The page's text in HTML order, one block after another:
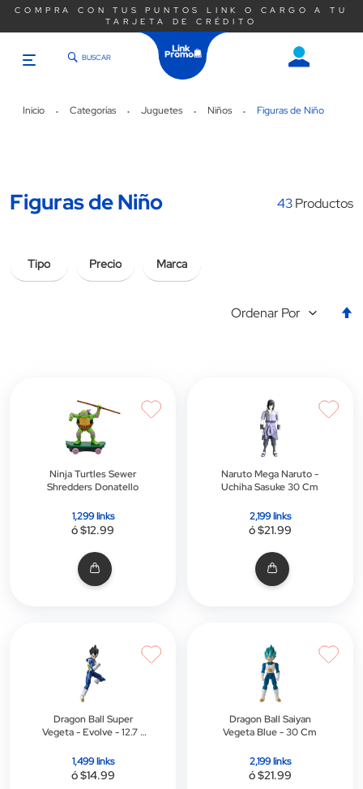
COMPRA CON TUS PUNTOS LINK O CARGO A TU
TARJETA DE CRÉDITO
BUSCAR
Saltar
Inicio Categorías Juguetes Niños Figuras de Niño
Figuras de Niño
Tipo Precio Marca
43Productos
Ordenar Por
Ninja Turtles Sewer
Shredders Donatello
1,299 links
ó $12.99
Naruto Mega Naruto -
Uchiha Sasuke 30 Cm
2,199 links
ó $21.99
Dragon Ball Super
Vegeta - Evolve - 12.7 -
1,499 links
ó $14.99
Dragon Ball Saiyan
Vegeta Blue - 30 Cm
2,199 links
ó $21.99